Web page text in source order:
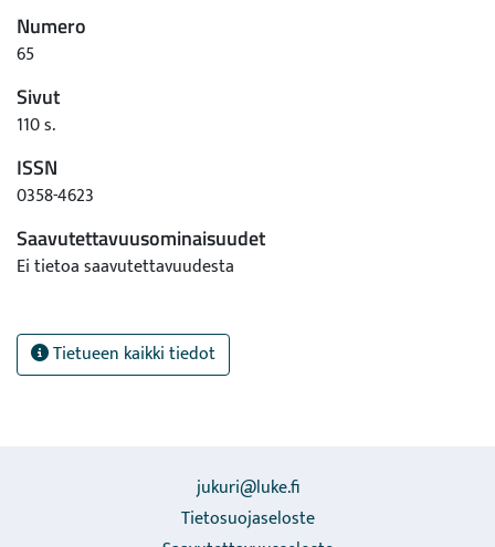
Numero
65
Sivut
110 s.
ISSN
0358-4623
Saavutettavuusominaisuudet
Ei tietoa saavutettavuudesta
Tietueen kaikki tiedot
jukuri@luke.fi
Tietosuojaseloste